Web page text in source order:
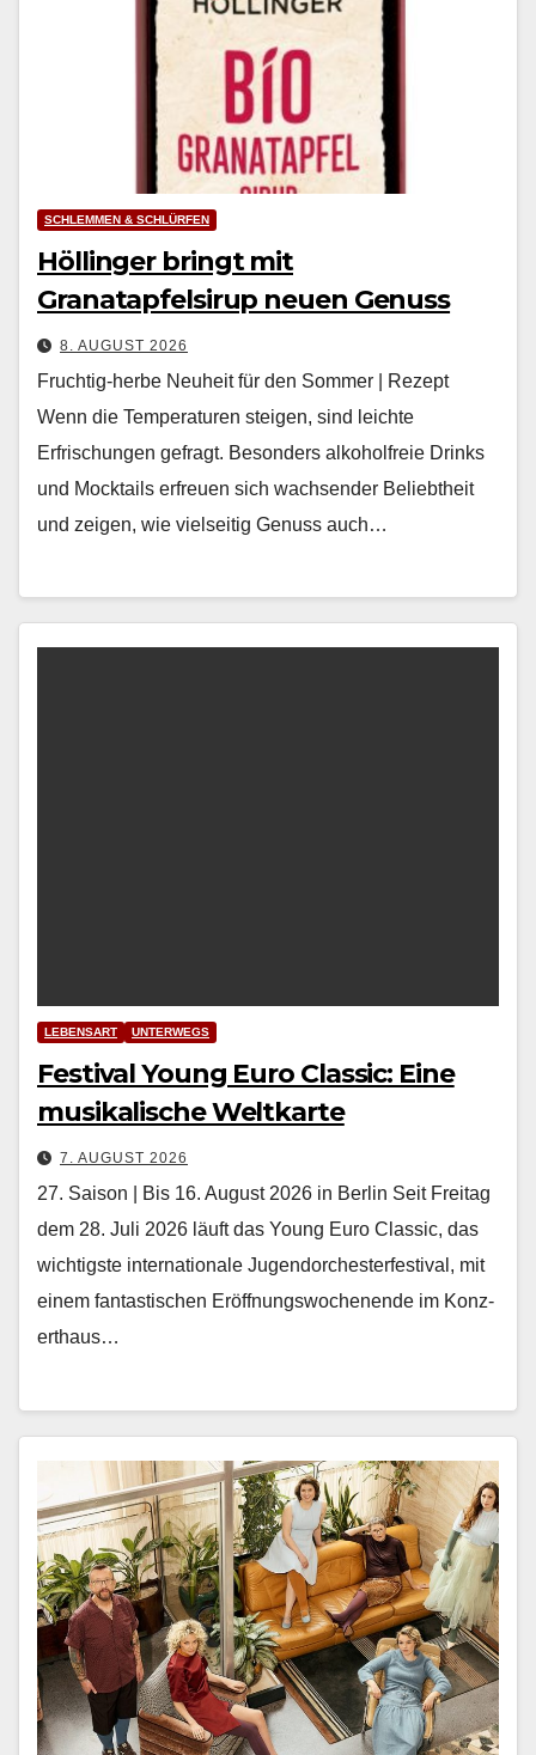
SCHLEMMEN & SCHLÜRFEN
Höllinger bringt mit
Granatapfelsirup neuen Genuss
8. AUGUST 2026
Fruchtig-herbe Neuheit für den Sommer | Rezept
Wenn die Tem­per­a­turen steigen, sind leichte
Erfrischun­gen gefragt. Beson­ders alko­hol­freie Drinks
und Mock­tails erfreuen sich wach­sender Beliebtheit
und zeigen, wie viel­seit­ig Genuss auch…
LEBENSART UNTERWEGS
Festival Young Euro Classic: Eine
musikalische Weltkarte
7. AUGUST 2026
27. Saison | Bis 16. August 2026 in Berlin Seit Fre­itag
dem 28. Juli 2026 läuft das Young Euro Clas­sic, das
wichtig­ste inter­na­tionale Ju­gendorchesterfestival, mit
einem fan­tastis­chen Eröff­nungswoch­enende im Konz­
erthaus…